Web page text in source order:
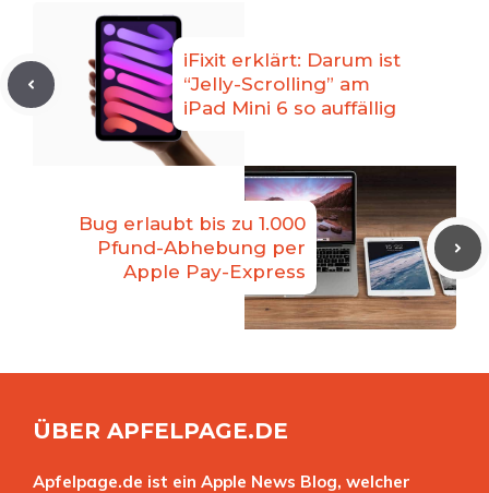
iFixit erklärt: Darum ist
“Jelly-Scrolling” am
iPad Mini 6 so auffällig
Bug erlaubt bis zu 1.000
Pfund-Abhebung per
Apple Pay-Express
ÜBER APFELPAGE.DE
Apfelpage.de ist ein Apple News Blog, welcher